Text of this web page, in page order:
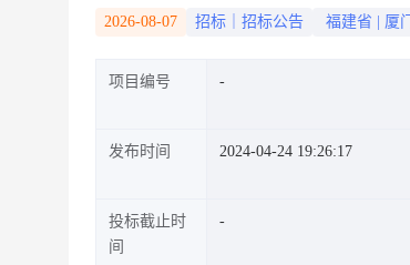
2026-08-07 招标｜招标公告 福建省 厦
项目编号
发布时间 2024-04-24 19:26:17
投标截止时
间